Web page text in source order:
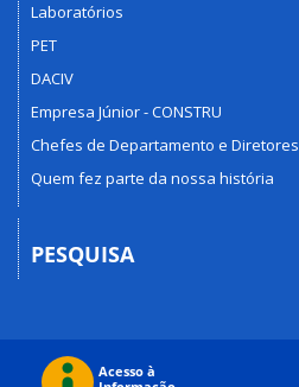
Laboratórios
PET
DACIV
Empresa Júnior - CONSTRU
Chefes de Departamento e Diretores
Quem fez parte da nossa história
PESQUISA